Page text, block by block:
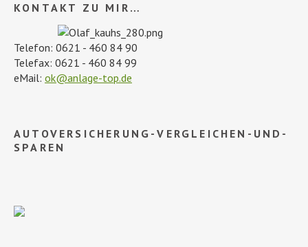
KONTAKT ZU MIR…
Telefon: 0621 - 460 84 90
Telefax: 0621 - 460 84 99
eMail: ok@anlage-top.de
AUTOVERSICHERUNG-VERGLEICHEN-UND-
SPAREN